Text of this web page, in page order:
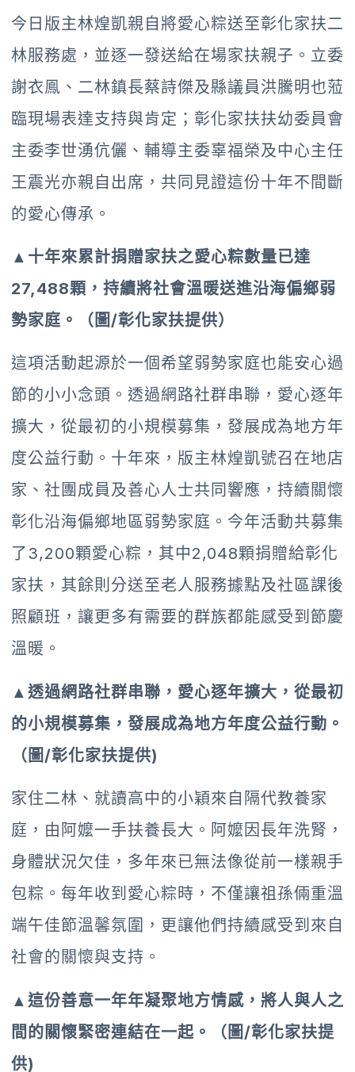
今日版主林煌凱親自將愛心粽送至彰化家扶二
林服務處，並逐一發送給在場家扶親子。立委
謝衣鳯、二林鎮長蔡詩傑及縣議員洪騰明也蒞
臨現場表達支持與肯定；彰化家扶扶幼委員會
主委李世湧伉儷、輔導主委辜福榮及中心主任
王震光亦親自出席，共同見證這份十年不間斷
的愛心傳承。
▲十年來累計捐贈家扶之愛心粽數量已達
27,488顆，持續將社會溫暖送進沿海偏鄉弱
勢家庭。（圖/彰化家扶提供）
這項活動起源於一個希望弱勢家庭也能安心過
節的小小念頭。透過網路社群串聯，愛心逐年
擴大，從最初的小規模募集，發展成為地方年
度公益行動。十年來，版主林煌凱號召在地店
家、社團成員及善心人士共同響應，持續關懷
彰化沿海偏鄉地區弱勢家庭。今年活動共募集
了3,200顆愛心粽，其中2,048顆捐贈給彰化
家扶，其餘則分送至老人服務據點及社區課後
照顧班，讓更多有需要的群族都能感受到節慶
溫暖。
▲透過網路社群串聯，愛心逐年擴大，從最初
的小規模募集，發展成為地方年度公益行動。
（圖/彰化家扶提供)
家住二林、就讀高中的小穎來自隔代教養家
庭，由阿嬤一手扶養長大。阿嬤因長年洗腎，
身體狀況欠佳，多年來已無法像從前一樣親手
包粽。每年收到愛心粽時，不僅讓祖孫倆重溫
端午佳節溫馨氛圍，更讓他們持續感受到來自
社會的關懷與支持。
▲這份善意一年年凝聚地方情感，將人與人之
間的關懷緊密連結在一起。（圖/彰化家扶提
供)